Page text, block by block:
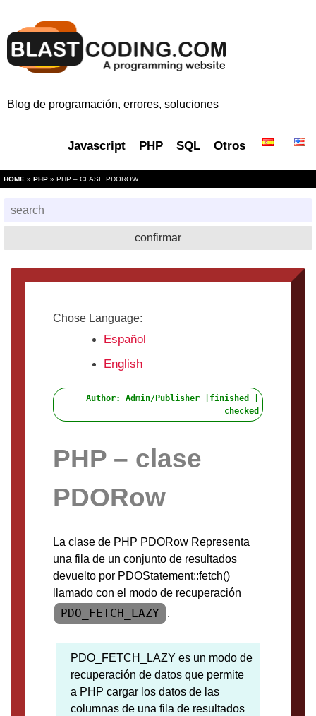
Blog de programación, errores, soluciones
Javascript PHP SQL Otros
HOME » PHP » PHP – CLASE PDOROW
Chose Language:
Español
English
Author: Admin/Publisher |finished |
checked
PHP – clase
PDORow
La clase de PHP PDORow Representa
una fila de un conjunto de resultados
devuelto por PDOStatement::fetch()
llamado con el modo de recuperación
PDO_FETCH_LAZY .
PDO_FETCH_LAZY es un modo de
recuperación de datos que permite
a PHP cargar los datos de las
columnas de una fila de resultados